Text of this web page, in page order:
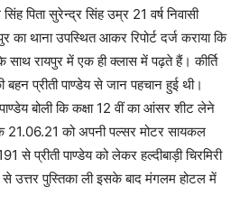
पिता सुरेन्द्र सिंह उम्र 21 वर्ष निवासी
का थाना उपस्थित आकर रिपोर्ट दर्ज कराया कि
के साथ रायपुर में एक ही क्लास में पढ़ते हैं। कीर्ति
प्रीती पाण्डेय से जान पहचान हुई थी।
बोली कि कक्षा 12 वीं का आंसर शीट लेने
21.06.21 को अपनी पल्सर मोटर सायकल
प्रीती पाण्डेय को लेकर हल्दीबाड़ी चिरमिरी
उत्तर पुस्तिका ली इसके बाद मंगलम होटल में